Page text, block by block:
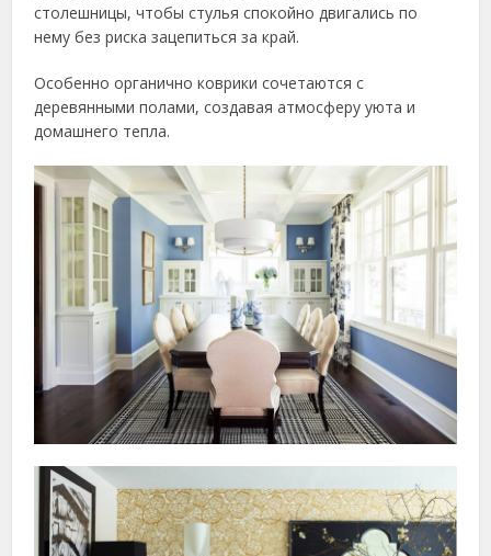
столешницы, чтобы стулья спокойно двигались по
нему без риска зацепиться за край.
Особенно органично коврики сочетаются с
деревянными полами, создавая атмосферу уюта и
домашнего тепла.